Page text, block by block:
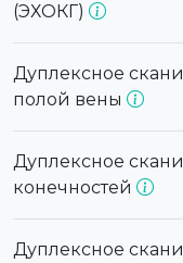
(ЭХОКГ)
Дуплексное
полой вены
Дуплексное
конечностей
Дуплексное